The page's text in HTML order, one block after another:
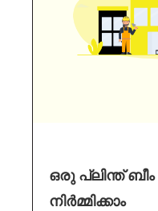
ഒരു പ്ലിന്ത്
നിർമ്മിക്കാം